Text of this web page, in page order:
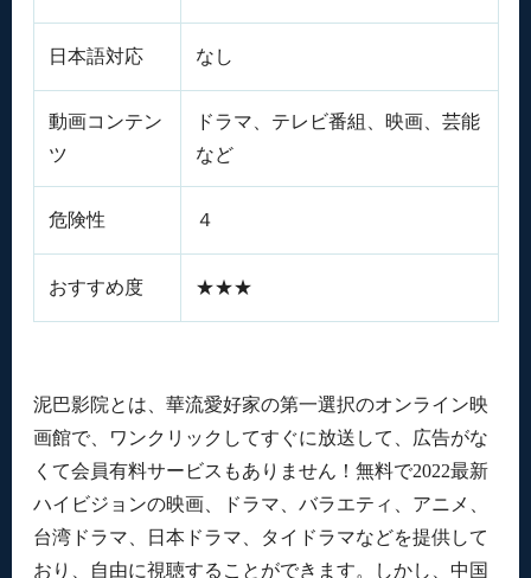
日本語対応 なし
動画コンテン
ツ
ドラマ、テレビ番組、映画、芸能
など
危険性 ４
おすすめ度 ★★★
泥巴影院とは、華流愛好家の第一選択のオンライン映
画館で、ワンクリックしてすぐに放送して、広告がな
くて会員有料サービスもありません！無料で2022最新
ハイビジョンの映画、ドラマ、バラエティ、アニメ、
台湾ドラマ、日本ドラマ、タイドラマなどを提供して
おり、自由に視聴することができます。しかし、中国